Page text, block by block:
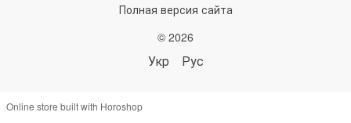
Полная версия сайта
© 2026
Укр Рус
Online store built with Horoshop